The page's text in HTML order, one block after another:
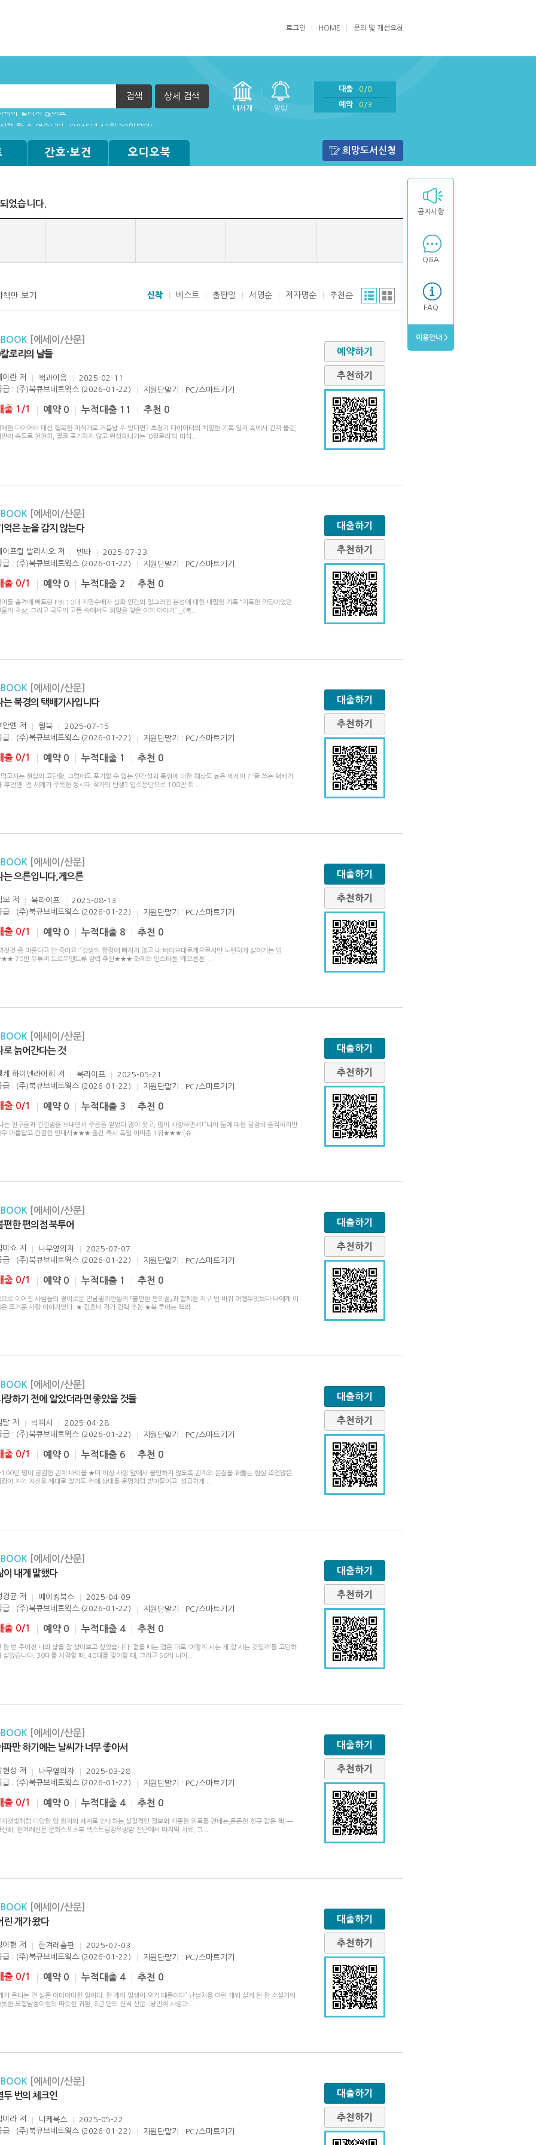
로그인 HOME 문의 및 개선요청
검색 상세 검색
내서재 알림
대출
0/0
예약
0/3
행 할 수 없습니다. (2015년 12월 29일부터)
간호·보건 오디오북 희망도서신청
공지사항
Q&A
FAQ
이용안내 >
었습니다.
만 보기 신착 베스트 출판일 서명순 저자명순 추천순
[에세이/산문]
로리의 날들
이란 저 책과이음
2025-02-11
급 : (주)북큐브네트웍스 (2026-01-22)
지원단말기 : PC/스마트기기
출 1/1 예약 0 누적대출 11 추천 0
패한 다이어터 대신 행복한 미식가로 거듭날 수 있다면? 초장기 다이어터의 치열한 기록 일지 속에서 건져 올린,
만의 속도로 천천히, 결코 포기하지 않고 완성해나가는 ‘0칼로리’의 미식
예약하기
추천하기
[에세이/산문]
억은 눈을 감지 않는다
이프릴 발라시오 저 반타
2025-07-23
급 : (주)북큐브네트웍스 (2026-01-22)
지원단말기 : PC/스마트기기
출 0/1 예약 0 누적대출 2 추천 0
미를 충격에 빠트린 FBI 10대 지명수배자 실화 인간의 일그러진 본성에 대한 내밀한 기록 “지독한 악당이었던
물의 초상, 그리고 극도의 고통 속에서도 희망을 찾은 이의 이야기” _《북
대출하기
추천하기
[에세이/산문]
는 북경의 택배기사입니다
안옌 저 윌북
2025-07-15
급 : (주)북큐브네트웍스 (2026-01-22)
지원단말기 : PC/스마트기기
출 0/1 예약 0 누적대출 1 추천 0
고사는 현실의 고단함, 그럼에도 포기할 수 없는 인간성과 품위에 대한 해상도 높은 에세이 ? ‘글 쓰는 택배기
’ 후안옌. 전 세계가 주목한 동시대 작가의 탄생? 입소문만으로 100만 회
대출하기
추천하기
[에세이/산문]
는 으른입니다,게으른
보 저 북라이프
2025-08-13
급 : (주)북큐브네트웍스 (2026-01-22)
지원단말기 : PC/스마트기기
출 0/1 예약 0 누적대출 8 추천 0
짓것 좀 미룬다고 안 죽어요!”갓생의 함정에 빠지지 않고 내 바이브대로게으르지만 노련하게 살아가는 법
70만 유튜버 드로우앤드류 강력 추천★★★ 화제의 인스타툰 ‘게으른툰’
대출하기
추천하기
[에세이/산문]
로 늙어간다는 것
케 하이덴라이히 저 북라이프
2025-05-21
급 : (주)북큐브네트웍스 (2026-01-22)
지원단말기 : PC/스마트기기
출 0/1 예약 0 누적대출 3 추천 0
는 친구들과 긴긴밤을 보내면서 주름을 얻었다.많이 웃고, 많이 사랑하면서!”나이 듦에 대한 굉장히 솔직하지만
우 아름답고 간결한 안내서★★★ 출간 즉시 독일 아마존 1위★★★ [슈
대출하기
추천하기
[에세이/산문]
편한 편의점 북투어
미쇼 저 나무옆의자
2025-07-07
급 : (주)북큐브네트웍스 (2026-01-22)
지원단말기 : PC/스마트기기
출 0/1 예약 0 누적대출 1 추천 0
으로 이어진 사람들의 경이로운 만남밀리언셀러 『불편한 편의점』과 함께한 지구 반 바퀴 여행무엇보다 나에게 이
은 뜨거운 사랑 이야기였다. ★ 김혼비 작가 강력 추천 ★북 투어는 책의
대출하기
추천하기
[에세이/산문]
랑하기 전에 알았더라면 좋았을 것들
달 저 빅피시
2025-04-28
급 : (주)북큐브네트웍스 (2026-01-22)
지원단말기 : PC/스마트기기
출 0/1 예약 0 누적대출 6 추천 0
만 명이 공감한 관계 바이블 ★더 이상 사랑 앞에서 불안하지 않도록,관계의 본질을 꿰뚫는 현실 조언많은
람이 자기 자신을 제대로 알기도 전에 상대를 운명처럼 받아들이고, 성급하게
대출하기
추천하기
[에세이/산문]
이 내게 말했다
경균 저 메이킹북스
2025-04-09
급 : (주)북큐브네트웍스 (2026-01-22)
지원단말기 : PC/스마트기기
출 0/1 예약 0 누적대출 4 추천 0
한 번 주어진 나의 삶을 잘 살아보고 싶었습니다. 젊을 때는 젊은 대로 ‘어떻게 사는 게 잘 사는 것일까’를 고민하
살았습니다. 30대를 시작할 때, 40대를 맞이할 때, 그리고 50의 나이
대출하기
추천하기
[에세이/산문]
파만 하기에는 날씨가 너무 좋아서
현성 저 나무옆의자
2025-03-28
급 : (주)북큐브네트웍스 (2026-01-22)
지원단말기 : PC/스마트기기
출 0/1 예약 0 누적대출 4 추천 0
지갯빛처럼 다양한 암 환자의 세계로 안내하는,실질적인 정보와 따뜻한 위로를 건네는,든든한 친구 같은 책!―
선희, 한겨레신문 문화스포츠부 텍스트팀장유방암 진단에서 마지막 치료, 그
대출하기
추천하기
[에세이/산문]
린 개가 왔다
이현 저 한겨레출판
2025-07-03
급 : (주)북큐브네트웍스 (2026-01-22)
지원단말기 : PC/스마트기기
출 0/1 예약 0 누적대출 4 추천 0
가 온다는 건 실은 어마어마한 일이다. 한 개의 일생이 오기 때문이다” 난생처음 어린 개와 살게 된 한 소설가의
틋한 모험담정이현의 따뜻한 귀환, 8년 만의 신작 산문 〈낭만적 사랑과...
대출하기
추천하기
[에세이/산문]
두 번의 체크인
미라 저 니케북스
2025-05-22
급 : (주)북큐브네트웍스 (2026-01-22)
지원단말기 : PC/스마트기기
대출하기
추천하기